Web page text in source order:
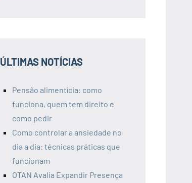
ÚLTIMAS NOTÍCIAS
Pensão alimentícia: como
funciona, quem tem direito e
como pedir
Como controlar a ansiedade no
dia a dia: técnicas práticas que
funcionam
OTAN Avalia Expandir Presença